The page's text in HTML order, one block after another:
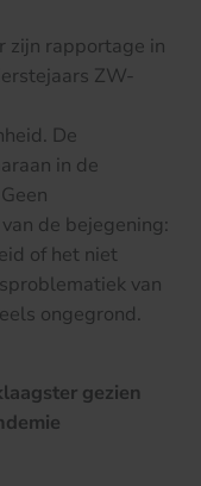
zijn rapportage in
ZW-
De
in de
de bejegening:
of het niet
van
ongegrond.
gezien